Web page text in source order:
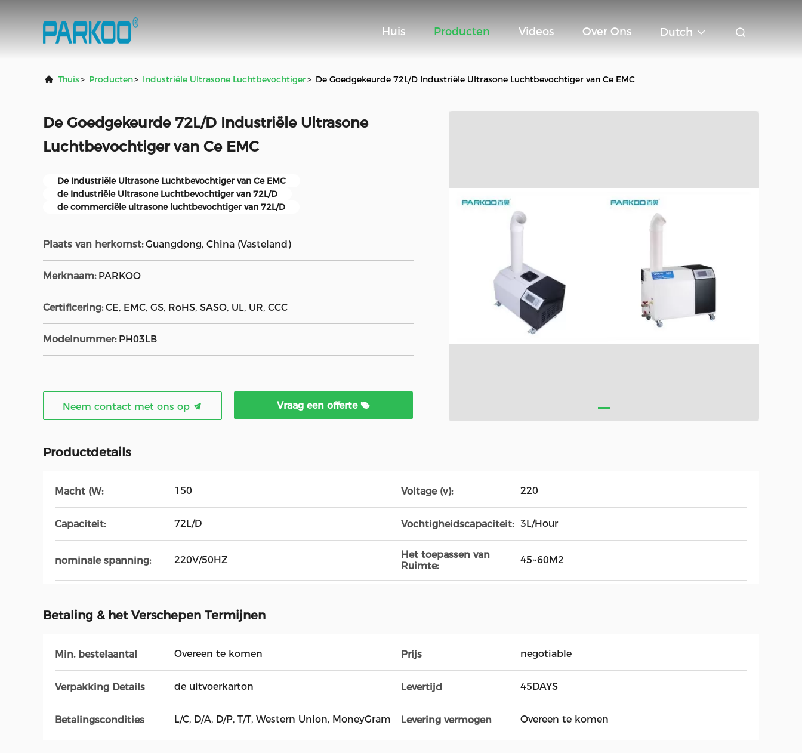
Huis Producten Videos Over Ons Dutch
Thuis> Producten> Industriële Ultrasone Luchtbevochtiger> De Goedgekeurde 72L/D Industriële Ultrasone Luchtbevochtiger van Ce EMC
De Goedgekeurde 72L/D Industriële Ultrasone
Luchtbevochtiger van Ce EMC
De Industriële Ultrasone Luchtbevochtiger van Ce EMC
de Industriële Ultrasone Luchtbevochtiger van 72L/D
de commerciële ultrasone luchtbevochtiger van 72L/D
Plaats van herkomst: Guangdong, China (Vasteland)
Merknaam: PARKOO
Certificering: CE, EMC, GS, RoHS, SASO, UL, UR, CCC
Modelnummer: PH03LB
Neem contact met ons op Vraag een offerte
Productdetails
Macht (W: 150 Voltage (v): 220
Capaciteit: 72L/D Vochtigheidscapaciteit: 3L/Hour
nominale spanning: 220V/50HZ
Het toepassen van
Ruimte:
45~60M2
Betaling & het Verschepen Termijnen
Min. bestelaantal Overeen te komen Prijs negotiable
Verpakking Details de uitvoerkarton Levertijd 45DAYS
Betalingscondities L/C, D/A, D/P, T/T, Western Union, MoneyGram Levering vermogen Overeen te komen